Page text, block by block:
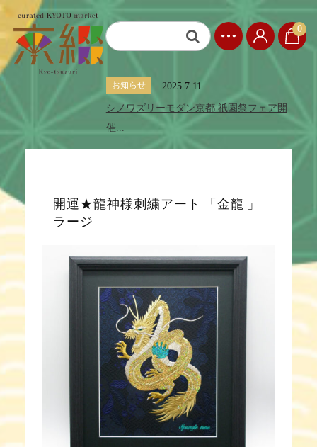
0
お知らせ 2025.7.11
シノワズリーモダン京都 祇園祭フェア開
催...
開運★龍神様刺繍アート 「金龍 」
ラージ